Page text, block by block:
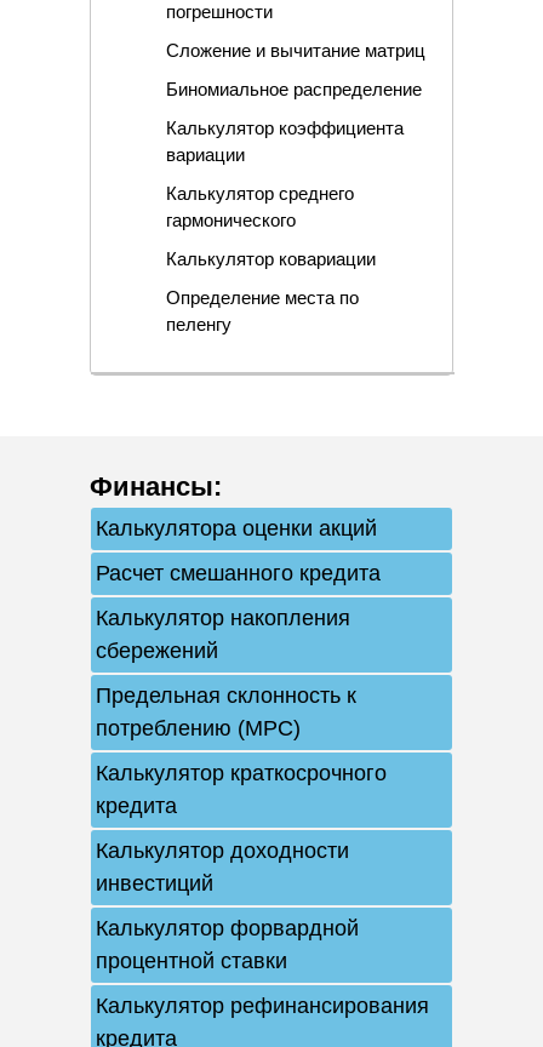
погрешности
Сложение и вычитание матриц
Биномиальное распределение
Калькулятор коэффициента
вариации
Калькулятор среднего
гармонического
Калькулятор ковариации
Определение места по
пеленгу
Финансы:
Калькулятора оценки акций
Расчет смешанного кредита
Калькулятор накопления
сбережений
Предельная склонность к
потреблению (MPC)
Калькулятор краткосрочного
кредита
Калькулятор доходности
инвестиций
Калькулятор форвардной
процентной ставки
Калькулятор рефинансирования
кредита